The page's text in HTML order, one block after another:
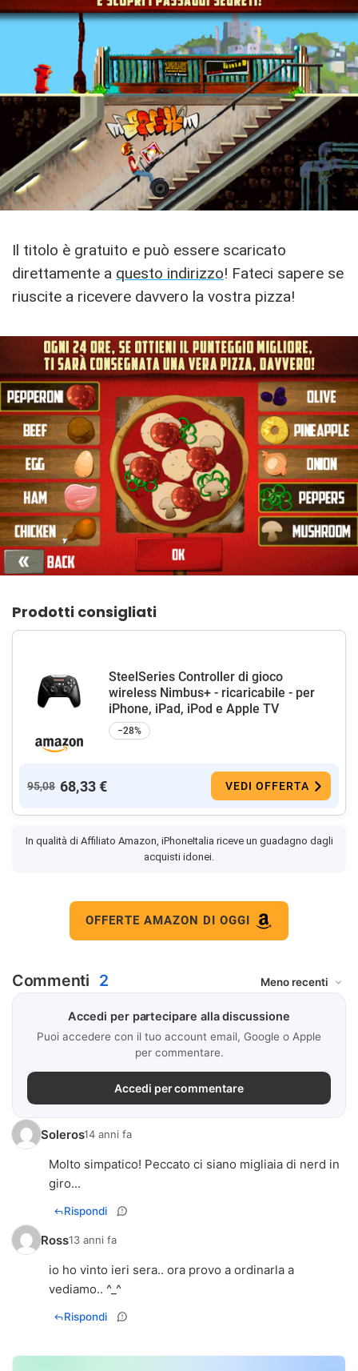
Il titolo è gratuito e può essere scaricato
direttamente a questo indirizzo! Fateci sapere se
riuscite a ricevere davvero la vostra pizza!
Prodotti consigliati
SteelSeries Controller di gioco
wireless Nimbus+ - ricaricabile - per
iPhone, iPad, iPod e Apple TV
−28%
95,08 68,33 € VEDI OFFERTA
In qualità di Affiliato Amazon, iPhoneItalia riceve un guadagno dagli
acquisti idonei.
OFFERTE AMAZON DI OGGI
Commenti 2
Accedi per partecipare alla discussione
Puoi accedere con il tuo account email, Google o Apple
per commentare.
Accedi per commentare
Soleros14 anni fa
Molto simpatico! Peccato ci siano migliaia di nerd in
giro...
Rispondi
Ross13 anni fa
io ho vinto ieri sera.. ora provo a ordinarla a
vediamo.. ^_^
Rispondi